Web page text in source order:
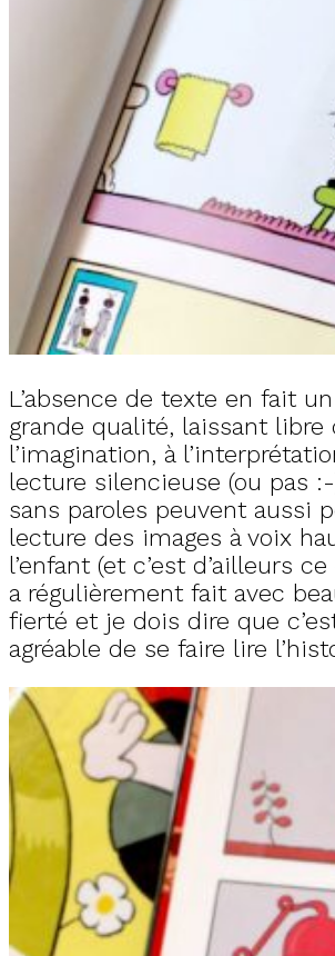
L’absence de texte en fait
grande qualité, laissant libre
l’imagination, à
lecture silencieuse (ou pas
sans paroles peuvent aussi
lecture des images à voix
l’enfant (et c’est d’ailleurs
a régulièrement fait avec
fierté et je dois dire que
agréable de se faire lire